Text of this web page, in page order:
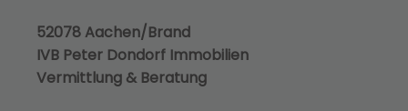
52078 Aachen/Brand
IVB Peter Dondorf Immobilien
Vermittlung & Beratung